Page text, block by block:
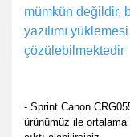
mümkün değildir,
yazılımı
çözülebilmektedir
- Sprint Canon
ürünümüz ile